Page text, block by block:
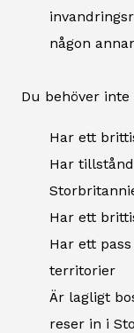
någon
Du behöver inte
Har ett
Har
Har ett
Har ett
territorier
Är lagligt
reser in i